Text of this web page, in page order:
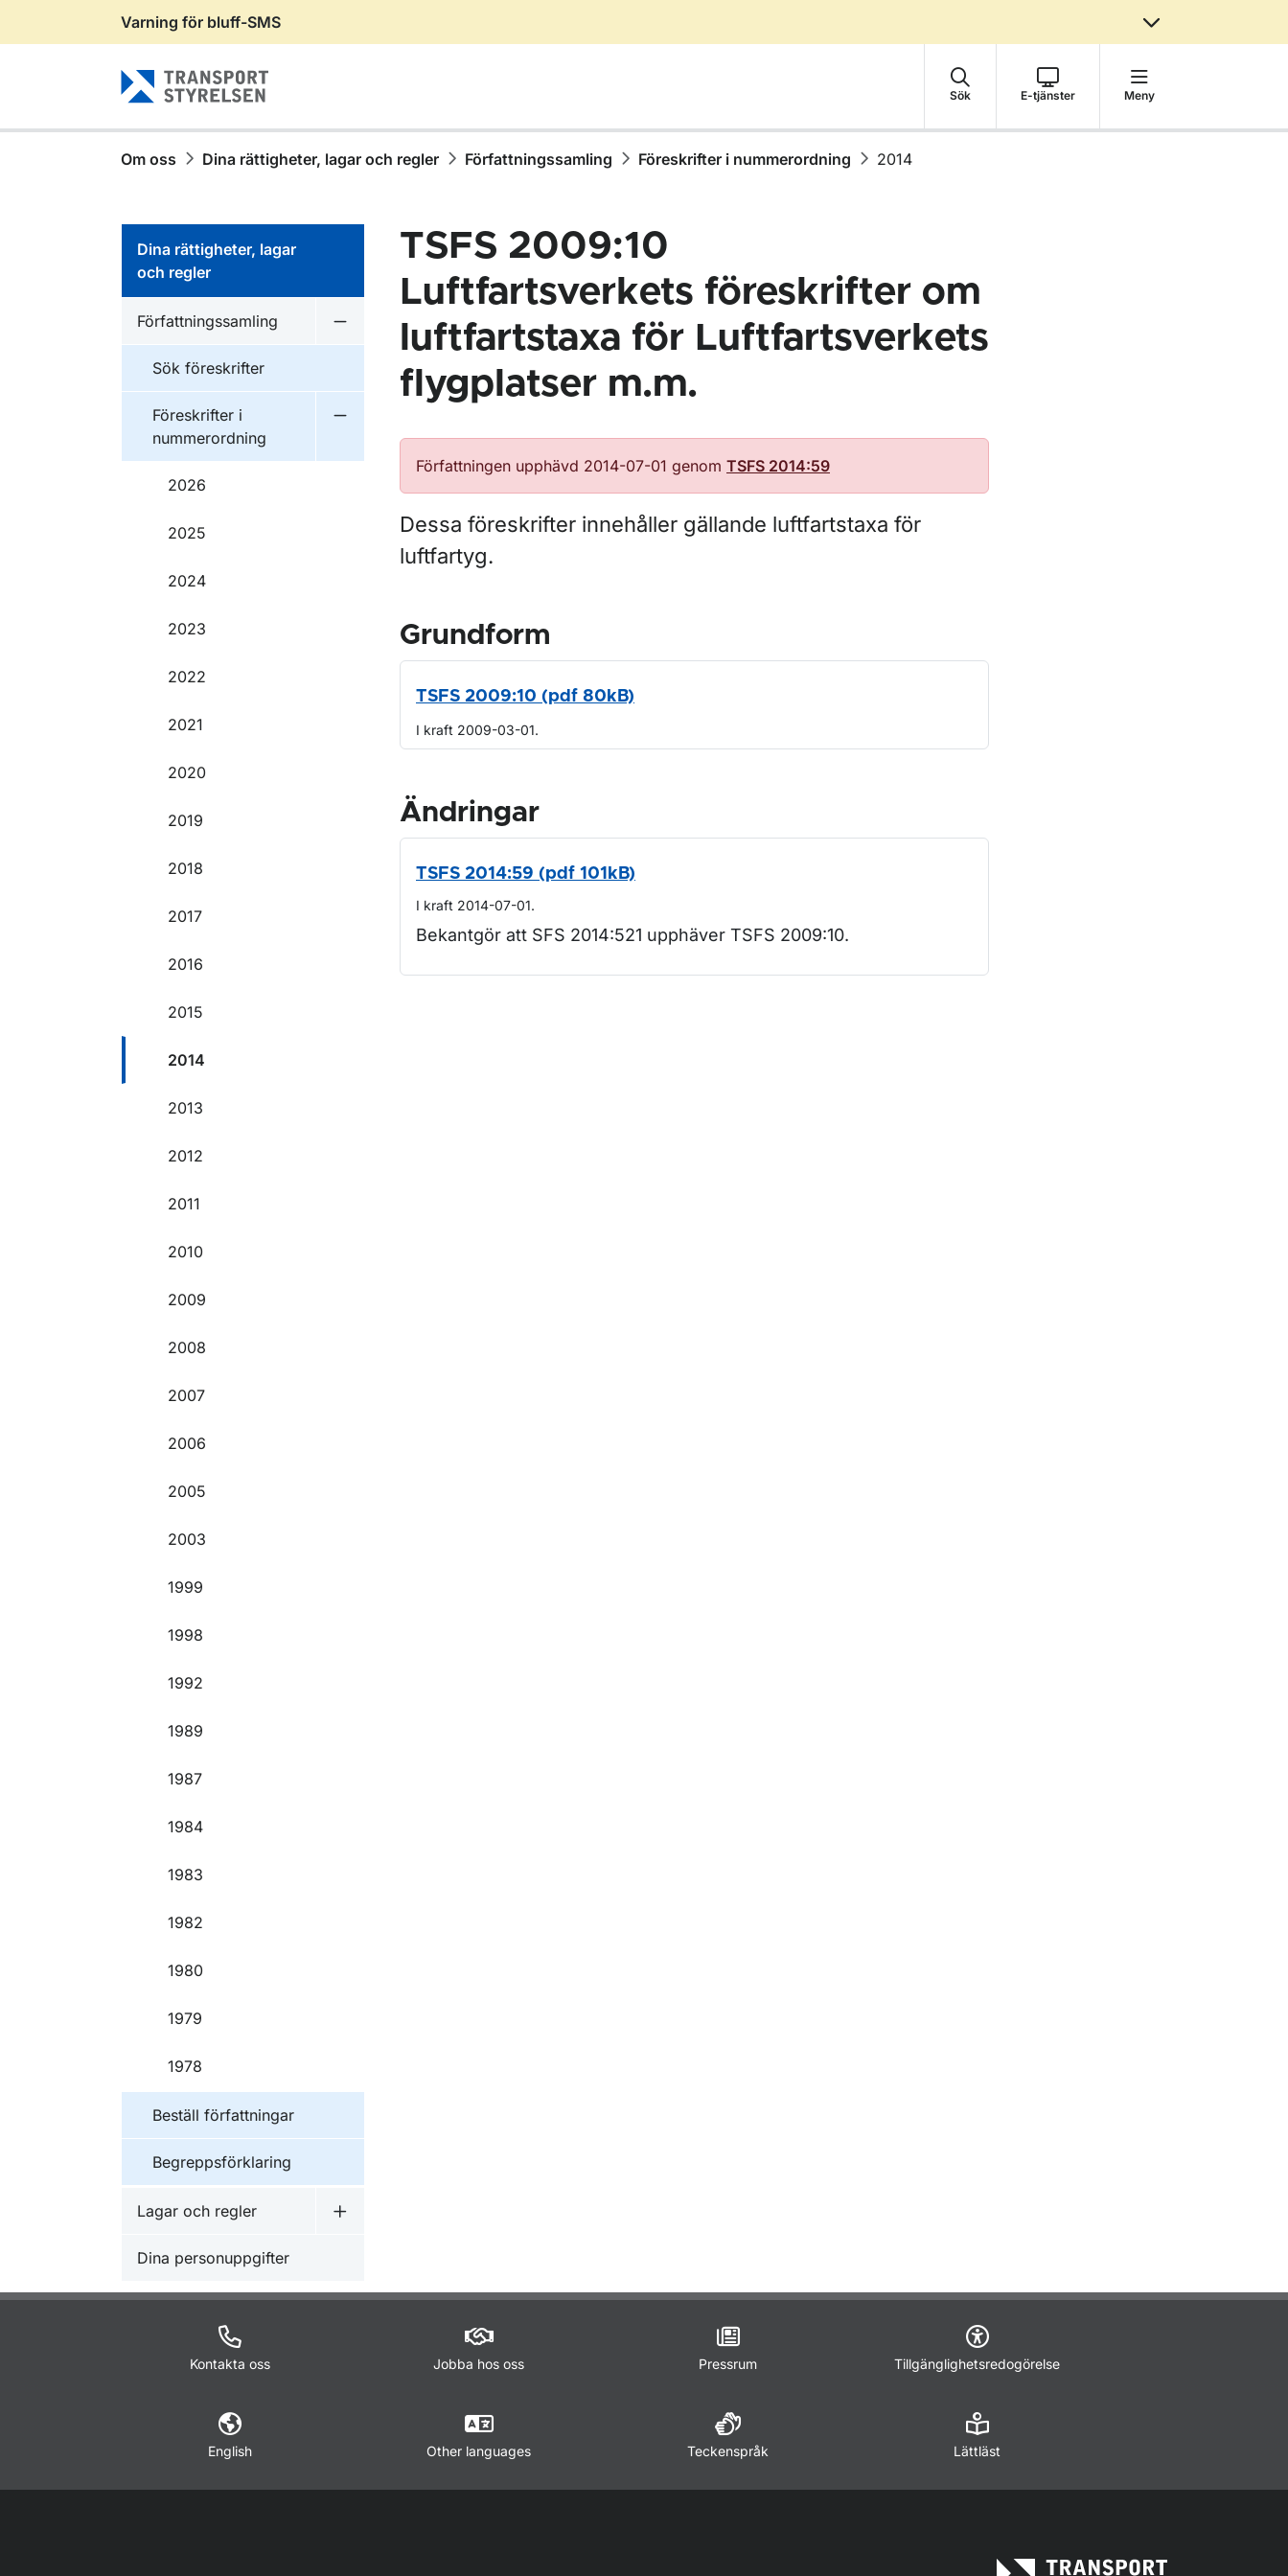
Gå till sidans innehåll
Varning för bluff-SMS
Sök E-tjänster Meny
Om oss Dina rättigheter, lagar och regler Författningssamling Föreskrifter i nummerordning 2014
Dina rättigheter, lagar
och regler
Författningssamling
Undermeny för Författningssamling
Sök föreskrifter
Föreskrifter i
nummerordning
2026
2025
2024
2023
2022
2021
2020
2019
2018
2017
2016
2015
2014
2013
2012
2011
2010
2009
2008
2007
2006
2005
2003
1999
1998
1992
1989
1987
1984
1983
1982
1980
1979
1978
Beställ författningar
Begreppsförklaring
Lagar och regler
Undermeny för Lagar och regler
Dina personuppgifter
TSFS 2009:10
Luftfartsverkets föreskrifter om
luftfartstaxa för Luftfartsverkets
flygplatser m.m.
Författningen upphävd 2014-07-01 genom TSFS 2014:59
Dessa föreskrifter innehåller gällande luftfartstaxa för
luftfartyg.
Grundform
TSFS 2009:10 (pdf 80kB)
I kraft 2009-03-01.
Ändringar
TSFS 2014:59 (pdf 101kB)
I kraft 2014-07-01.
Bekantgör att SFS 2014:521 upphäver TSFS 2009:10.
Kontakta oss Jobba hos oss Pressrum Tillgänglighetsredogörelse
English Other languages Teckenspråk Lättläst